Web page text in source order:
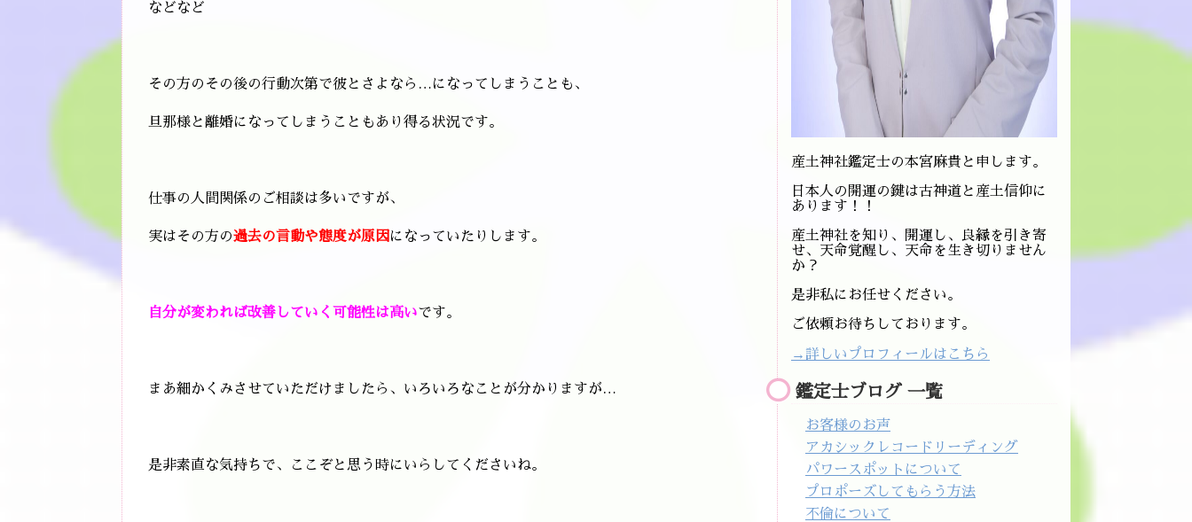
などなど
その方のその後の行動次第で彼とさよなら…になってしまうことも、
旦那様と離婚になってしまうこともあり得る状況です。
仕事の人間関係のご相談は多いですが、
実はその方の過去の言動や態度が原因 になっていたりします。
自分が変われば改善していく可能性は高いです。
まあ細かくみさせていただけましたら、いろいろなことが分かりますが…
是非素直な気持ちで、ここぞと思う時にいらしてくださいね。
産土神社鑑定士の本宮麻貴と申します。
日本人の開運の鍵は古神道と産土信仰に
あります！！
産土神社を知り、開運し、良縁を引き寄
せ、天命覚醒し、天命を生き切りません
か？
是非私にお任せください。
ご依頼お待ちしております。
→詳しいプロフィールはこちら
鑑定士ブログ 一覧
お客様のお声
アカシックレコードリーディング
パワースポットについて
プロポーズしてもらう方法
不倫について